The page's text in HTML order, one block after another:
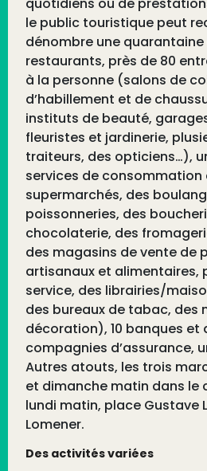
le public touristique peut
dénombre une
restaurants, près de 80
à la personne (salons de
d’habillement et de
instituts de beauté,
fleuristes et jardinerie,
traiteurs, des opticiens…),
services de
supermarchés, des
poissonneries, des
chocolaterie, des
des magasins de vente de
artisanaux et alimentaires,
service, des librairies/
des bureaux de tabac, des
décoration), 10 banques et
compagnies d’assurance,
Autres atouts, les trois
et dimanche matin dans le
lundi matin, place Gustave
Lomener.
Des activités variées